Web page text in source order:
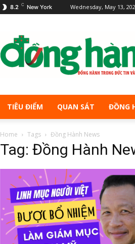
8.2 C New York Wednesday, May 13,
TIÊU ĐIỂM QUAN SÁT ĐỒNG
Home Tags Đồng Hành News
Tag: Đồng Hành